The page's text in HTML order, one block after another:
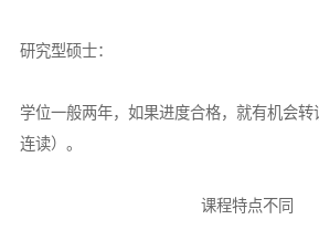
研究型硕士：
学位一般两年，如果进度合格，就有机会
连读）。
课程特点不同